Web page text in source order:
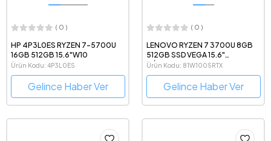
( 0 )
HP 4P3L0ES RYZEN 7-5700U
16GB 512GB 15.6"W10
Ürün Kodu: 4P3L0ES
Gelince Haber Ver
( 0 )
LENOVO RYZEN 7 3700U 8GB
512GB SSD VEGA 15.6"
WİNDOWS 10 HOME
Ürün Kodu: 81W1005RTX
Gelince Haber Ver